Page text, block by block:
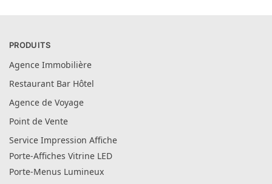
PRODUITS
Agence Immobilière
Restaurant Bar Hôtel
Agence de Voyage
Point de Vente
Service Impression Affiche
Porte-Affiches Vitrine LED
Porte-Menus Lumineux